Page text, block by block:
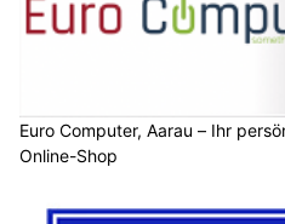
Euro Computer, Aarau – Ihr
Online-Shop